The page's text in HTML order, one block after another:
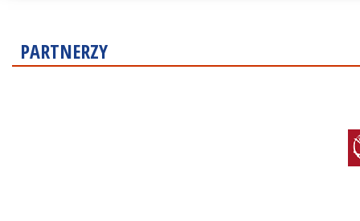
PARTNERZY